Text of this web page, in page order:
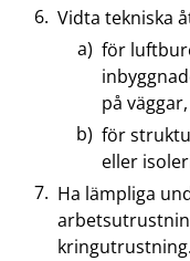
Vidta tekniska
för
på
för
eller
Ha lämpliga
kringutrustning.